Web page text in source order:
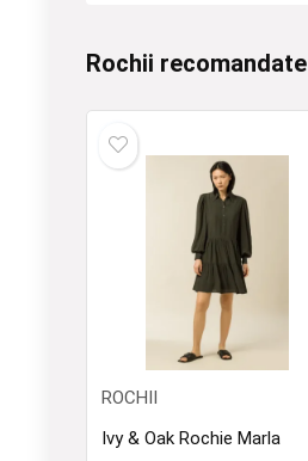
Rochii recomandate
ROCHII
Ivy & Oak Rochie Marla